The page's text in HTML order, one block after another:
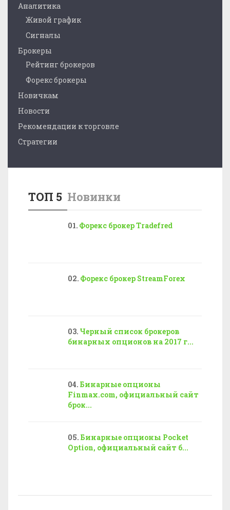
Аналитика
Живой график
Сигналы
Брокеры
Рейтинг брокеров
Форекс брокеры
Новичкам
Новости
Рекомендации к торговле
Стратегии
ТОП 5 Новинки
Форекс брокер Tradefred
Форекс брокер StreamForex
Черный список брокеров
бинарных опционов на 2017 г...
Бинарные опционы
Finmax.com, официальный сайт
брок...
Бинарные опционы Pocket
Option, официальный сайт б...